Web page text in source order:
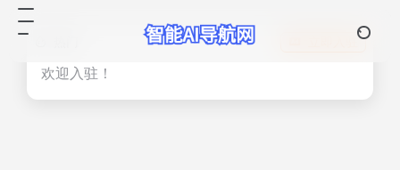
欢迎入驻！